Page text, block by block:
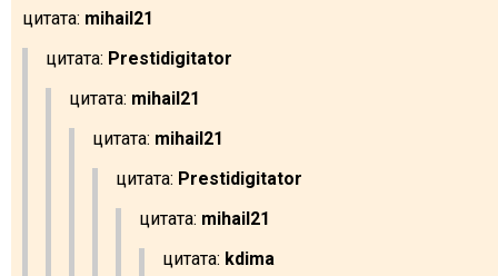
цитата: mihail21
цитата: Prestidigitator
цитата: mihail21
цитата: mihail21
цитата: Prestidigitator
цитата: mihail21
цитата: kdima